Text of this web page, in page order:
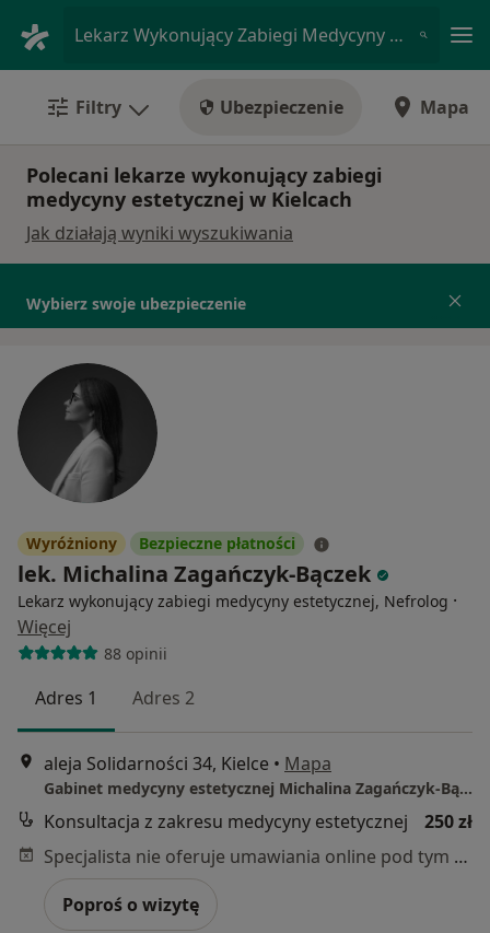
Lekarz Wykonujący Zabiegi Medycyny Estetycznej • Kielce, świętokrzyskie
Filtry Ubezpieczenie Mapa
Polecani lekarze wykonujący zabiegi
medycyny estetycznej w Kielcach
Jak działają wyniki wyszukiwania
Wybierz swoje ubezpieczenie
Wyróżniony Bezpieczne płatności
lek. Michalina Zagańczyk-Bączek
Lekarz wykonujący zabiegi medycyny estetycznej, Nefrolog ·
Więcej
88 opinii
Adres 1 Adres 2
aleja Solidarności 34, Kielce • Mapa
Gabinet medycyny estetycznej Michalina Zagańczyk-Bączek
Konsultacja z zakresu medycyny estetycznej
250 zł
Specjalista nie oferuje umawiania online pod tym adresem.
Poproś o wizytę